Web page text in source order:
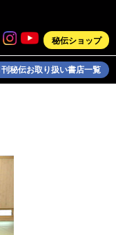
秘伝ショップ
刊秘伝お取り扱い書店一覧